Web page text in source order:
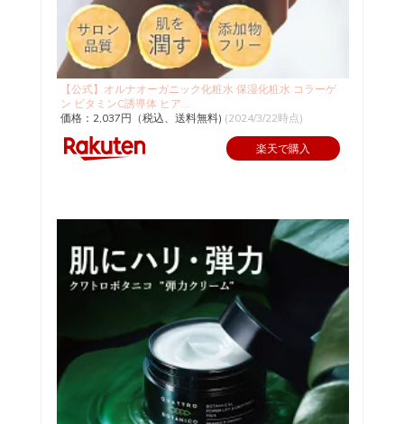
【公式】オルナオーガニック化粧水 保湿化粧水 コラーゲ
ン ビタミンC誘導体 ヒア...
価格：2,037円（税込、送料無料) (2024/3/22時点)
楽天で購入